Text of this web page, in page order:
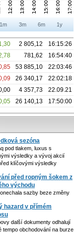
1m 3m 6m 1y
2 805,12
16:15:26
781,62
16:54:40
53 885,10
22:03:46
26 340,17
22:02:18
4 357,73
22.09.21
26 140,13 17:50:00
sezóna
pod tlakem, luxus s
výsledky a vývoj akcií
klíčovými výsledky
před ropným šokem z
východu
sazby beze změny
hazard v přímém
další dokumenty odhalují
tempo obchodování na burze